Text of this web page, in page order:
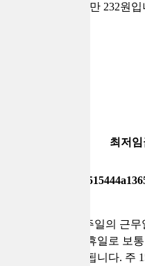
90%는 세전 164만 232원
최저
주휴수당은 일주일의 근
어지는 유급 주휴일로 보
유급 주휴일이 됩니다. 주